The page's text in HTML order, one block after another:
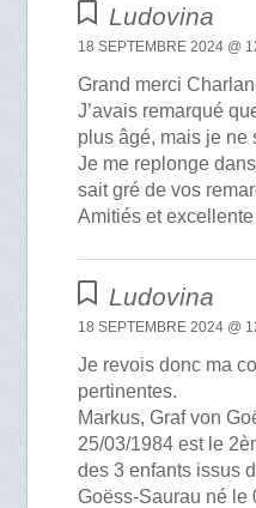
Ludovina
18 SEPTEMBRE 2024 @
Grand merci
J’avais remarqué
plus âgé, mais je
Je me replonge
sait gré de vos
Amitiés et
Ludovina
18 SEPTEMBRE 2024 @
Je revois donc ma
pertinentes.
Markus, Graf von
25/03/1984 est le
des 3 enfants issus
Goëss-Saurau né le